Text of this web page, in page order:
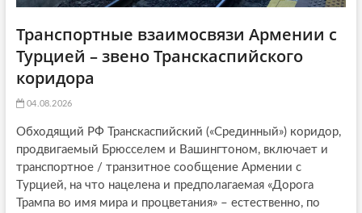
Транспортные взаимосвязи Армении с
Турцией – звено Транскаспийского
коридора
04.08.2026
Обходящий РФ Транскаспийский («Срединный») коридор,
продвигаемый Брюсселем и Вашингтоном, включает и
транспортное / транзитное сообщение Армении с
Турцией, на что нацелена и предполагаемая «Дорога
Трампа во имя мира и процветания» – естественно, по